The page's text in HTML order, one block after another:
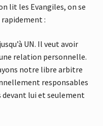
lit les Evangiles, on se
rapidement :
UN. Il veut avoir
relation personnelle.
notre libre arbitre
responsables
devant lui et seulement